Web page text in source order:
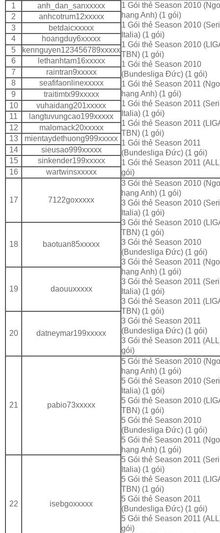
1 anh_dan_sanxxxxx
1 Gói thẻ Season 2010
hạng Anh) (1 gói)
1 Gói thẻ Season 2010
Italia) (1 gói)
1 Gói thẻ Season 2010
TBN) (1 gói)
1 Gói thẻ Season 2010
(Bundesliga Đức) (1 gói)
1 Gói thẻ Season 2011
hạng Anh) (1 gói)
1 Gói thẻ Season 2011
Italia) (1 gói)
1 Gói thẻ Season 2011
TBN) (1 gói)
1 Gói thẻ Season 2011
(Bundesliga Đức) (1 gói)
1 Gói thẻ Season 2011
gói)
2
anhcotrum12xxxxx
3
betdaicxxxxx
4
hoangduy6xxxxx
5
kennguyen123456789xxxxx
6
lethanhtam16xxxxx
7
raintran9xxxxx
8
seafifaonlinexxxxx
9
traitimtx99xxxxx
10
vuhaidang201xxxxx
11
langtuvungcao199xxxxx
12
malomack20xxxxx
13
mientaydethuong999xxxxx
14
sieusao999xxxxx
15
sinkender199xxxxx
16
wartwinsxxxxx
17 7122goxxxxx
3 Gói thẻ Season 2010
hạng Anh) (1 gói)
3 Gói thẻ Season 2010
Italia) (1 gói)
3 Gói thẻ Season 2010
TBN) (1 gói)
3 Gói thẻ Season 2010
(Bundesliga Đức) (1 gói)
3 Gói thẻ Season 2011
hạng Anh) (1 gói)
3 Gói thẻ Season 2011
Italia) (1 gói)
3 Gói thẻ Season 2011
TBN) (1 gói)
3 Gói thẻ Season 2011
(Bundesliga Đức) (1 gói)
3 Gói thẻ Season 2011
gói)
18 baotuan85xxxxx
19 daouuxxxxx
20 datneymar199xxxxx
21 pabio73xxxxx
5 Gói thẻ Season 2010
hạng Anh) (1 gói)
5 Gói thẻ Season 2010
Italia) (1 gói)
5 Gói thẻ Season 2010
TBN) (1 gói)
5 Gói thẻ Season 2010
(Bundesliga Đức) (1 gói)
5 Gói thẻ Season 2011
hạng Anh) (1 gói)
5 Gói thẻ Season 2011
Italia) (1 gói)
5 Gói thẻ Season 2011
TBN) (1 gói)
5 Gói thẻ Season 2011
(Bundesliga Đức) (1 gói)
5 Gói thẻ Season 2011
gói)
22 isebgoxxxxx